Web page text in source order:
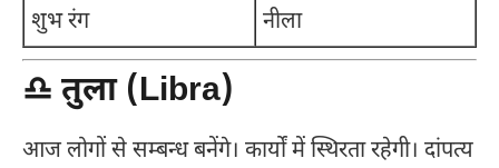
शुभ रंग
नीला
♎ तुला (Libra)
आज लोगों से सम्बन्ध बनेंगे। कार्यों में स्थिरता रहेगी। दांपत्य